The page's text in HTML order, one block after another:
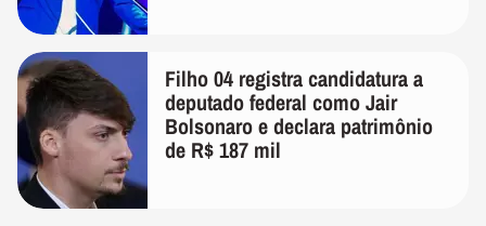
Filho 04 registra candidatura a
deputado federal como Jair
Bolsonaro e declara patrimônio
de R$ 187 mil